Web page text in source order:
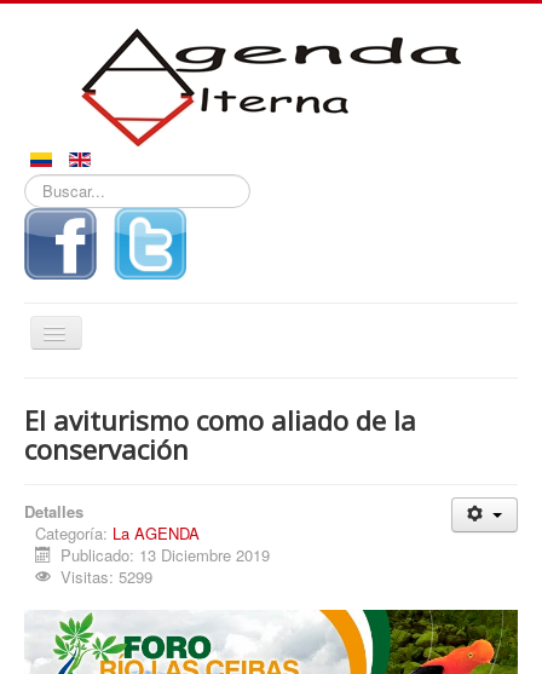
Buscar...
Alternar
navegación
Noticias
Reportajes
Procesos
Región
El aviturismo como aliado de la
conservación
Detalles
Categoría: La AGENDA
Publicado: 13 Diciembre 2019
Visitas: 5299